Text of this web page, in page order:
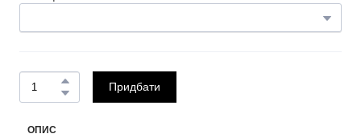
Придбати
ОПИС